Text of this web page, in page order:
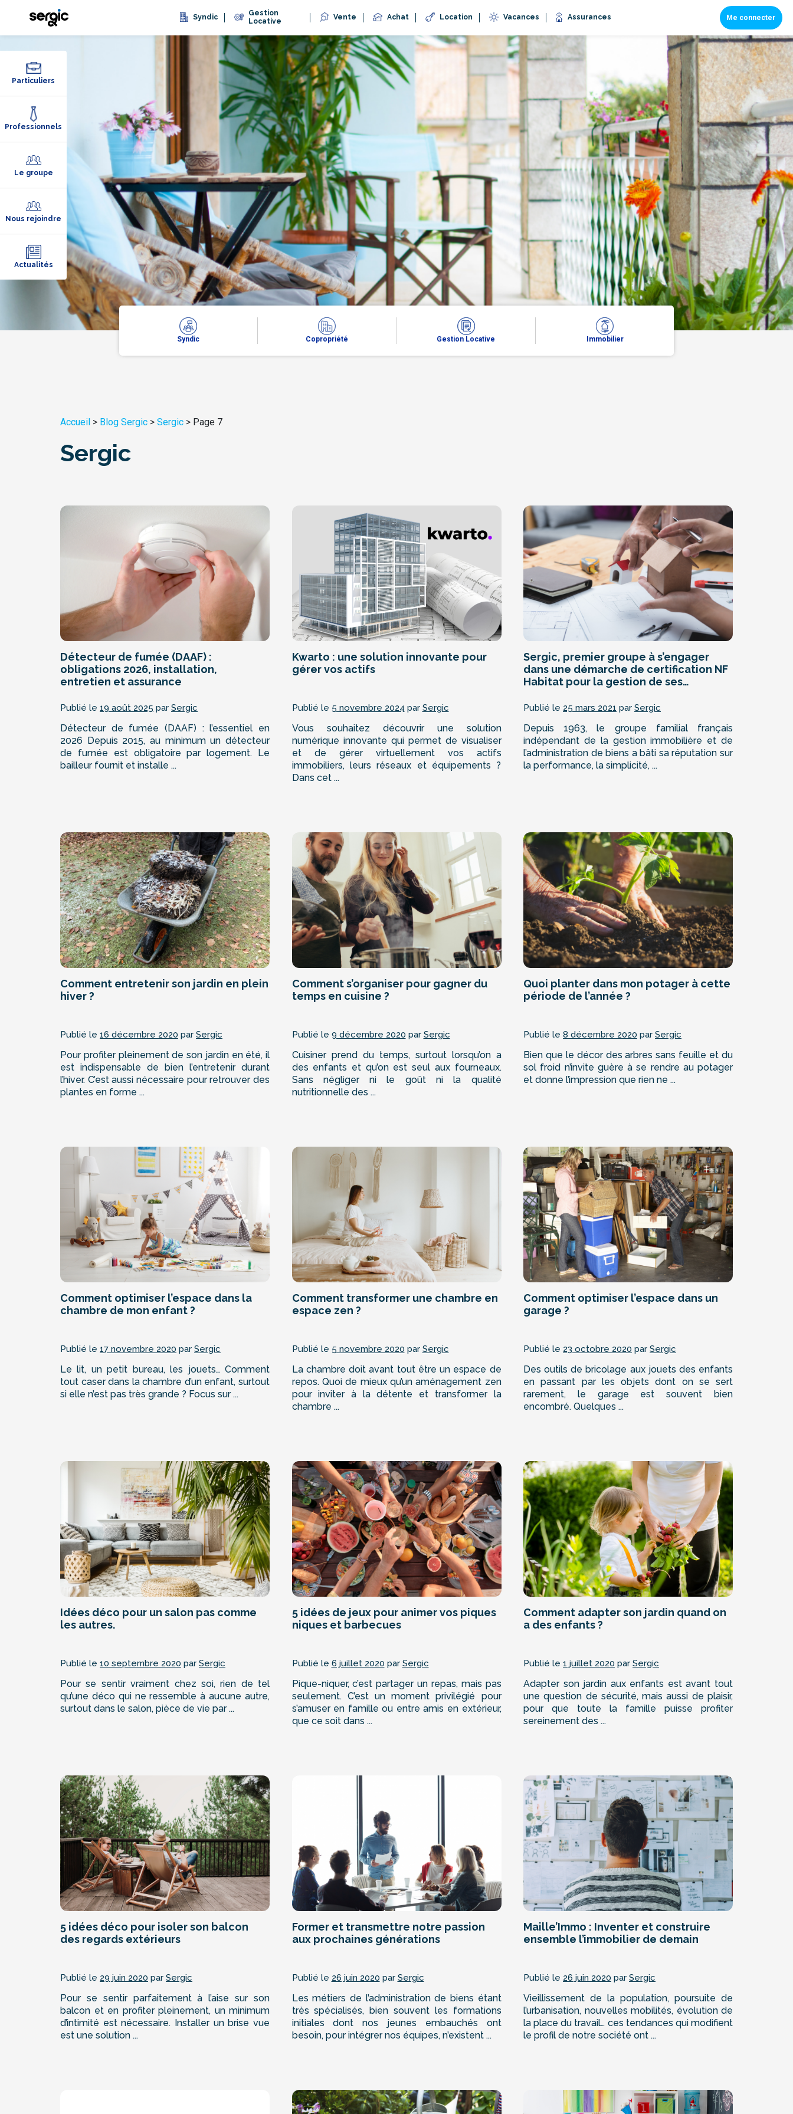
Syndic
Gestion
Locative
Vente Achat Location Vacances Assurances Me connecter
Particuliers
Professionnels
Le groupe
Nous rejoindre
Actualités
Syndic Copropriété Gestion Locative Immobilier
Accueil > Blog Sergic > Sergic > Page 7
Sergic
Détecteur de fumée (DAAF) :
obligations 2026, installation,
entretien et assurance
Publié le 19 août 2025 par Sergic
Détecteur de fumée (DAAF) : l’essentiel en
2026 Depuis 2015, au minimum un détecteur
de fumée est obligatoire par logement. Le
bailleur fournit et installe ...
Kwarto : une solution innovante pour
gérer vos actifs
Publié le 5 novembre 2024 par Sergic
Vous souhaitez découvrir une solution
numérique innovante qui permet de visualiser
et de gérer virtuellement vos actifs
immobiliers, leurs réseaux et équipements ?
Dans cet ...
Sergic, premier groupe à s’engager
dans une démarche de certification NF
Habitat pour la gestion de ses
Publié le 25 mars 2021 par Sergic
Depuis 1963, le groupe familial français
indépendant de la gestion immobilière et de
l’administration de biens a bâti sa réputation sur
la performance, la simplicité, ...
Comment entretenir son jardin en plein
hiver ?
Publié le 16 décembre 2020 par Sergic
Pour profiter pleinement de son jardin en été, il
est indispensable de bien l’entretenir durant
l’hiver. C’est aussi nécessaire pour retrouver des
plantes en forme ...
Comment s’organiser pour gagner du
temps en cuisine ?
Publié le 9 décembre 2020 par Sergic
Cuisiner prend du temps, surtout lorsqu’on a
des enfants et qu’on est seul aux fourneaux.
Sans négliger ni le goût ni la qualité
nutritionnelle des ...
Quoi planter dans mon potager à cette
période de l’année ?
Publié le 8 décembre 2020 par Sergic
Bien que le décor des arbres sans feuille et du
sol froid n’invite guère à se rendre au potager
et donne l’impression que rien ne ...
Comment optimiser l’espace dans la
chambre de mon enfant ?
Publié le 17 novembre 2020 par Sergic
Le lit, un petit bureau, les jouets… Comment
tout caser dans la chambre d’un enfant, surtout
si elle n’est pas très grande ? Focus sur ...
Comment transformer une chambre en
espace zen ?
Publié le 5 novembre 2020 par Sergic
La chambre doit avant tout être un espace de
repos. Quoi de mieux qu’un aménagement zen
pour inviter à la détente et transformer la
chambre ...
Comment optimiser l’espace dans un
garage ?
Publié le 23 octobre 2020 par Sergic
Des outils de bricolage aux jouets des enfants
en passant par les objets dont on se sert
rarement, le garage est souvent bien
encombré. Quelques ...
Idées déco pour un salon pas comme
les autres.
Publié le 10 septembre 2020 par Sergic
Pour se sentir vraiment chez soi, rien de tel
qu’une déco qui ne ressemble à aucune autre,
surtout dans le salon, pièce de vie par ...
5 idées de jeux pour animer vos piques
niques et barbecues
Publié le 6 juillet 2020 par Sergic
Pique-niquer, c’est partager un repas, mais pas
seulement. C’est un moment privilégié pour
s’amuser en famille ou entre amis en extérieur,
que ce soit dans ...
Comment adapter son jardin quand on
a des enfants ?
Publié le 1 juillet 2020 par Sergic
Adapter son jardin aux enfants est avant tout
une question de sécurité, mais aussi de plaisir,
pour que toute la famille puisse profiter
sereinement des ...
5 idées déco pour isoler son balcon
des regards extérieurs
Publié le 29 juin 2020 par Sergic
Pour se sentir parfaitement à l’aise sur son
balcon et en profiter pleinement, un minimum
d’intimité est nécessaire. Installer un brise vue
est une solution ...
Former et transmettre notre passion
aux prochaines générations
Publié le 26 juin 2020 par Sergic
Les métiers de l’administration de biens étant
très spécialisés, bien souvent les formations
initiales dont nos jeunes embauchés ont
besoin, pour intégrer nos équipes, n’existent ...
Maille’Immo : Inventer et construire
ensemble l’immobilier de demain
Publié le 26 juin 2020 par Sergic
Vieillissement de la population, poursuite de
l’urbanisation, nouvelles mobilités, évolution de
la place du travail… ces tendances qui modifient
le profil de notre société ont ...